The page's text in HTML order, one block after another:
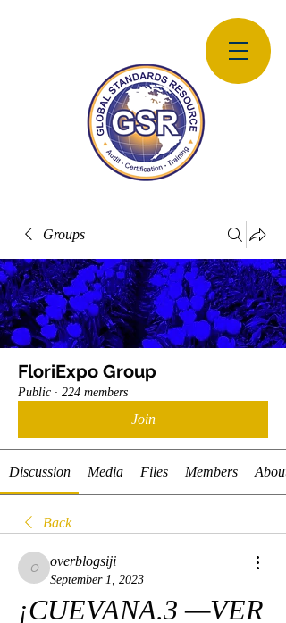
Groups
FloriExpo Group
Public · 224 members
Join
Discussion Media Files Members About
Back
overblogsiji
overblogsiji
September 1, 2023
¡CUEVANA.3 —VER